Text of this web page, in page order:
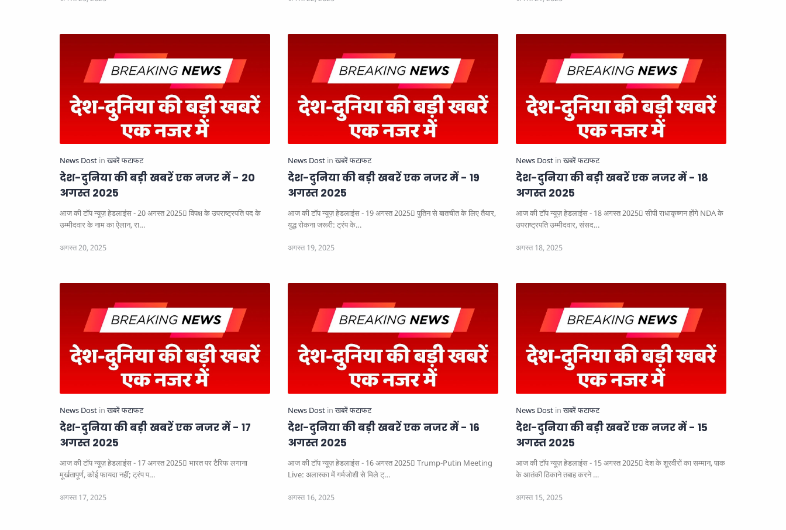
देश-दुनिया की बड़ी खबरें एक नजर में - 20
अगस्त 2025
आज की टॉप न्यूज़ हेडलाइंस - 20 अगस्त 2025
उम्मीदवार के नाम का ऐलान, रा…
देश-दुनिया की बड़ी खबरें एक नजर में - 19
अगस्त 2025
आज की टॉप न्यूज़ हेडलाइंस - 19 अगस्त 2025
युद्ध रोकना जरूरी: ट्रंप के…
देश-दुनिया की बड़ी खबरें एक नजर में - 18
अगस्त 2025
आज की टॉप न्यूज़ हेडलाइंस - 18 अगस्त 2025
उपराष्ट्रपति उम्मीदवार, संसद…
देश-दुनिया की बड़ी खबरें एक नजर में - 17
अगस्त 2025
आज की टॉप न्यूज़ हेडलाइंस - 17 अगस्त 2025
मूर्खतापूर्ण, कोई फायदा नहीं; ट्रंप प…
देश-दुनिया की बड़ी खबरें एक नजर में - 16
अगस्त 2025
आज की टॉप न्यूज़ हेडलाइंस - 16 अगस्त 2025
Live: अलास्का में गर्मजोशी से मिले ट्…
देश-दुनिया की बड़ी खबरें एक नजर में - 15
अगस्त 2025
आज की टॉप न्यूज़ हेडलाइंस - 15 अगस्त 2025
के आतंकी ठिकाने तबाह करने …